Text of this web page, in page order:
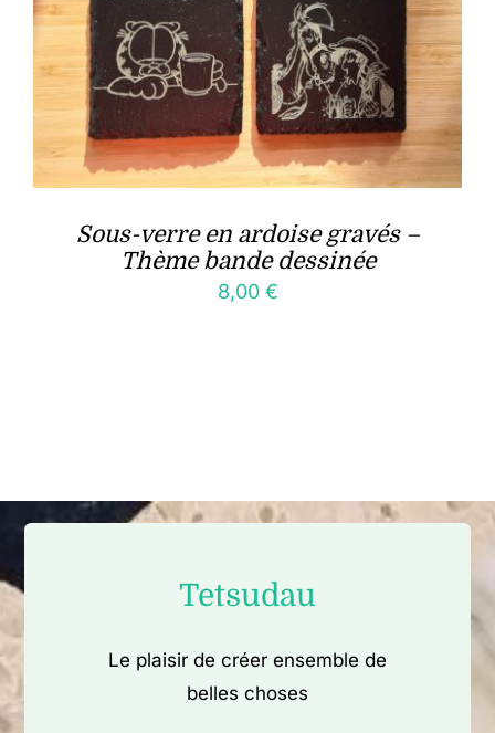
Sous-verre en ardoise gravés –
Thème bande dessinée
8,00 €
Tetsudau
Le plaisir de créer ensemble de
belles choses